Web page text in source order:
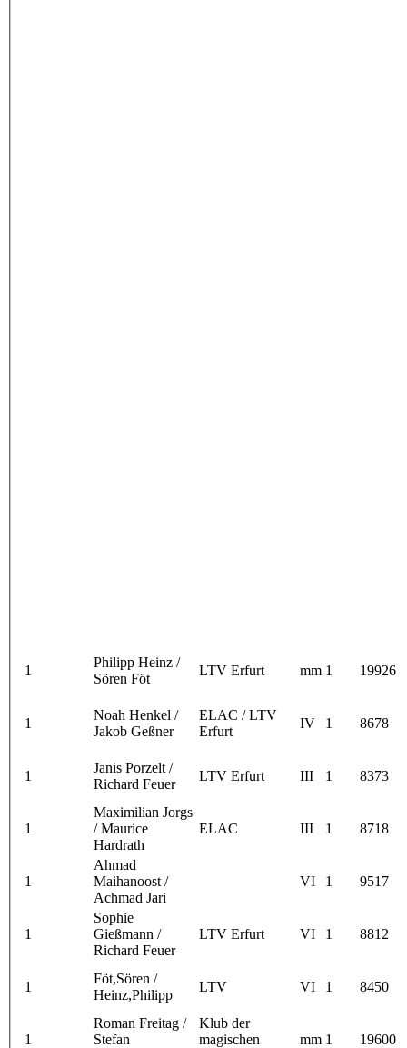
1
Philipp Heinz /
Sören Föt
LTV Erfurt mm 1 19926
1
Noah Henkel /
Jakob Geßner
ELAC / LTV
Erfurt
IV 1 8678
1
Janis Porzelt /
Richard Feuer
LTV Erfurt III 1 8373
1
Maximilian Jorgs
/ Maurice
Hardrath
ELAC III 1 8718
1
Ahmad
Maihanoost /
Achmad Jari
VI 1 9517
1
Sophie
Gießmann /
Richard Feuer
LTV Erfurt VI 1 8812
1
Föt,Sören /
Heinz,Philipp
LTV VI 1 8450
1
Roman Freitag /
Stefan
Klub der
magischen
mm 1 19600